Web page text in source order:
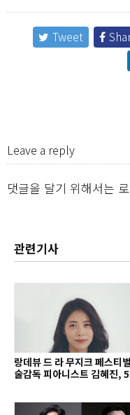
Tweet
Leave a reply
댓글을 달기 위해서는
관련기사
랑데뷰 드 라 무지크 페스티
술감독 피아니스트 김혜진,